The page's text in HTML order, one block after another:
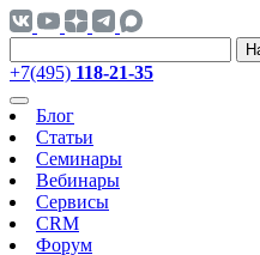
+7(495) 118-21-35
Блог
Статьи
Семинары
Вебинары
Сервисы
CRM
Форум